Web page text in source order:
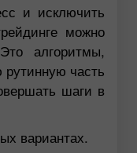
и исключить
можно
алгоритмы,
часть
шаги в
вариантах.